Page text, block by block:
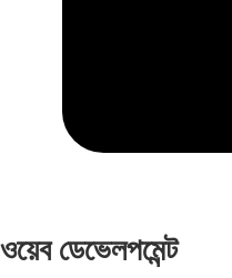
ওয়েব ডেভেলপমেন্ট